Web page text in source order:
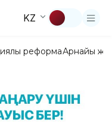
KZ
реформаАрнайы